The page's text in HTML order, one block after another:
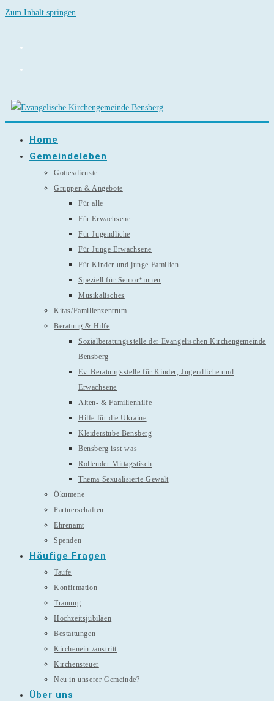
Zum Inhalt springen
Home
Gemeindeleben
Gottesdienste
Gruppen & Angebote
Für alle
Für Erwachsene
Für Jugendliche
Für Junge Erwachsene
Für Kinder und junge Familien
Speziell für Senior*innen
Musikalisches
Kitas/Familienzentrum
Beratung & Hilfe
Sozialberatungsstelle der Evangelischen Kirchengemeinde
Bensberg
Ev. Beratungsstelle für Kinder, Jugendliche und
Erwachsene
Alten- & Familienhilfe
Hilfe für die Ukraine
Kleiderstube Bensberg
Bensberg isst was
Rollender Mittagstisch
Thema Sexualisierte Gewalt
Ökumene
Partnerschaften
Ehrenamt
Spenden
Häufige Fragen
Taufe
Konfirmation
Trauung
Hochzeitsjubiläen
Bestattungen
Kirchenein-/austritt
Kirchensteuer
Neu in unserer Gemeinde?
Über uns